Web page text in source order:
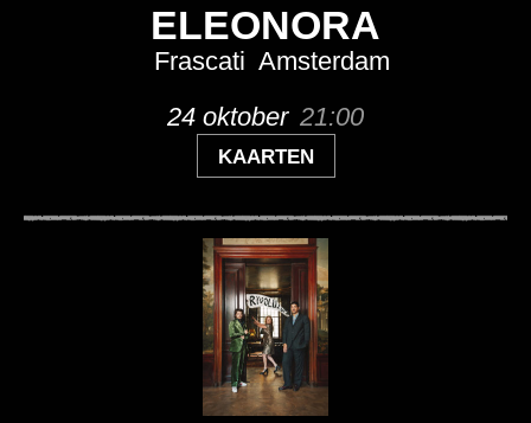
24 oktober 21:00
KAARTEN
ELEONORA
Frascati Amsterdam